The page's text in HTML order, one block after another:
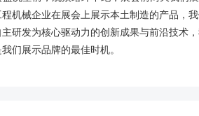
机械企业在展会上展示本土制造的产品，
研发为核心驱动力的创新成果与前沿技术
们展示品牌的最佳时机。